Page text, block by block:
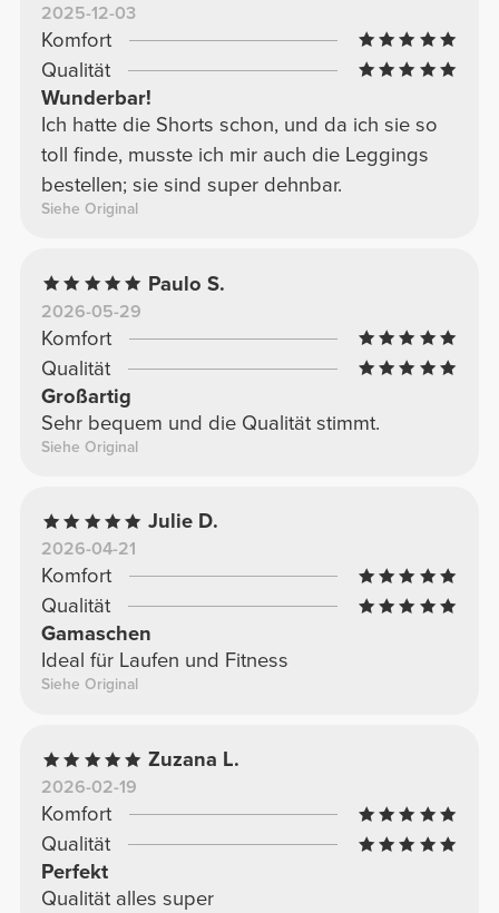
2025-12-03
Komfort
Qualität
Wunderbar!
Ich hatte die Shorts schon, und da ich sie so
toll finde, musste ich mir auch die Leggings
bestellen; sie sind super dehnbar.
Siehe Original
Paulo S.
2026-05-29
Komfort
Qualität
Großartig
Sehr bequem und die Qualität stimmt.
Siehe Original
Julie D.
2026-04-21
Komfort
Qualität
Gamaschen
Ideal für Laufen und Fitness
Siehe Original
Zuzana L.
2026-02-19
Komfort
Qualität
Perfekt
Qualität alles super